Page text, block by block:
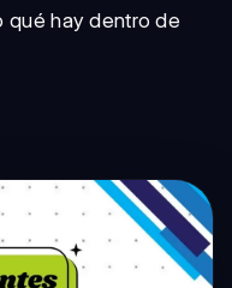
qué hay dentro de